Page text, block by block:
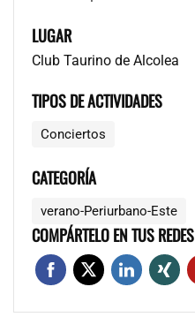
LUGAR
Club Taurino de Alcolea
TIPOS DE ACTIVIDADES
Conciertos
CATEGORÍA
verano-Periurbano-Este
COMPÁRTELO EN TUS REDES